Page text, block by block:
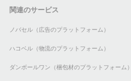
関連のサービス
ノバセル（広告のプラットフォーム）
ハコベル（物流のプラットフォーム）
ダンボールワン（梱包材のプラットフォーム）